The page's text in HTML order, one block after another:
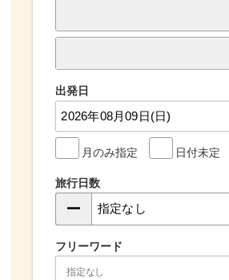
出発日
月のみ指定 日付未定
旅行日数
フリーワード